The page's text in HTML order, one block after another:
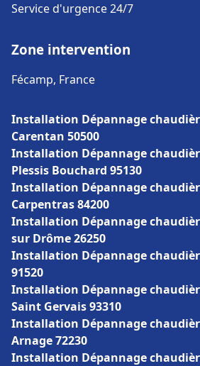
Service d'urgence 24/7
Zone intervention
Fécamp, France
Installation Dépannage
Carentan 50500
Installation Dépannage
Plessis Bouchard 95130
Installation Dépannage
Carpentras 84200
Installation Dépannage
sur Drôme 26250
Installation Dépannage
91520
Installation Dépannage
Saint Gervais 93310
Installation Dépannage
Arnage 72230
Installation Dépannage